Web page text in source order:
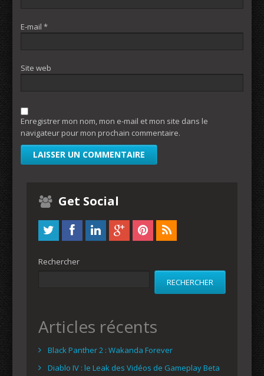
E-mail *
Site web
Enregistrer mon nom, mon e-mail et mon site dans le
navigateur pour mon prochain commentaire.
Get Social
Rechercher
RECHERCHER
Articles récents
Black Panther 2 : Wakanda Forever
Diablo IV : le Leak des Vidéos de Gameplay Beta